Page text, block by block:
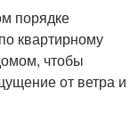
порядке
квартирному
чтобы
от ветра и